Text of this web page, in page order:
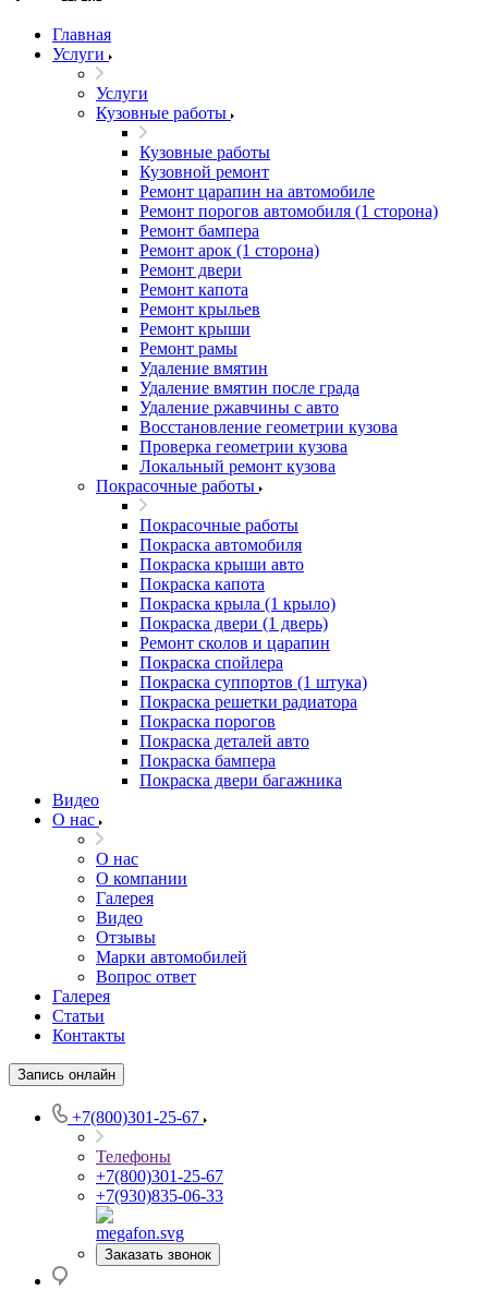
Главная
Услуги
Услуги
Кузовные работы
Кузовные работы
Кузовной ремонт
Ремонт царапин на автомобиле
Ремонт порогов автомобиля (1 сторона)
Ремонт бампера
Ремонт арок (1 сторона)
Ремонт двери
Ремонт капота
Ремонт крыльев
Ремонт крыши
Ремонт рамы
Удаление вмятин
Удаление вмятин после града
Удаление ржавчины с авто
Восстановление геометрии кузова
Проверка геометрии кузова
Локальный ремонт кузова
Покрасочные работы
Покрасочные работы
Покраска автомобиля
Покраска крыши авто
Покраска капота
Покраска крыла (1 крыло)
Покраска двери (1 дверь)
Ремонт сколов и царапин
Покраска спойлера
Покраска суппортов (1 штука)
Покраска решетки радиатора
Покраска порогов
Покраска деталей авто
Покраска бампера
Покраска двери багажника
Видео
О нас
О нас
О компании
Галерея
Видео
Отзывы
Марки автомобилей
Вопрос ответ
Галерея
Статьи
Контакты
Запись онлайн
+7(800)301-25-67
Телефоны
+7(800)301-25-67
+7(930)835-06-33
Заказать звонок